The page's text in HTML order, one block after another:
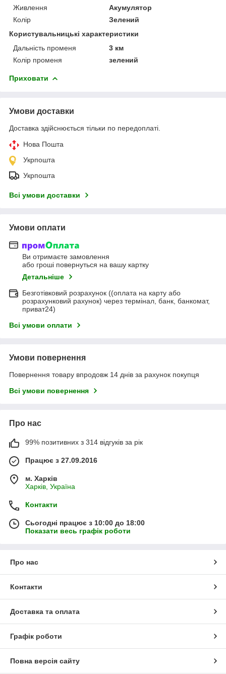
Живлення
Акумулятор
Колір
Зелений
Користувальницькі характеристики
Дальність променя
3 км
Колір променя
зелений
Приховати
Умови доставки
Доставка здійснюється тільки по передоплаті.
Нова Пошта
Укрпошта
Укрпошта
Всі умови доставки
Умови оплати
Ви отримаєте замовлення
або гроші повернуться на вашу картку
Детальніше
Безготівковий розрахунок ((оплата на карту або
розрахунковий рахунок) через термінал, банк, банкомат,
приват24)
Всі умови оплати
Умови повернення
Повернення товару впродовж 14 днів за рахунок покупця
Всі умови повернення
Про нас
99% позитивних з 314 відгуків за рік
Працює з 27.09.2016
м. Харків
Харків, Україна
Контакти
Сьогодні працює з 10:00 до 18:00
Показати весь графік роботи
Про нас
Контакти
Доставка та оплата
Графік роботи
Повна версія сайту